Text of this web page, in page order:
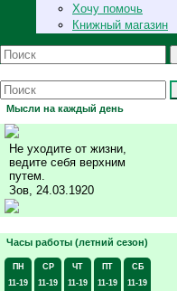
Хочу помочь
Книжный магазин
Мысли на каждый день
Не уходите от жизни,
ведите себя верхним
путем.
Зов, 24.03.1920
Часы работы (летний сезон)
ПН
11-19
СР
11-19
ЧТ
11-19
ПТ
11-19
СБ
11-19